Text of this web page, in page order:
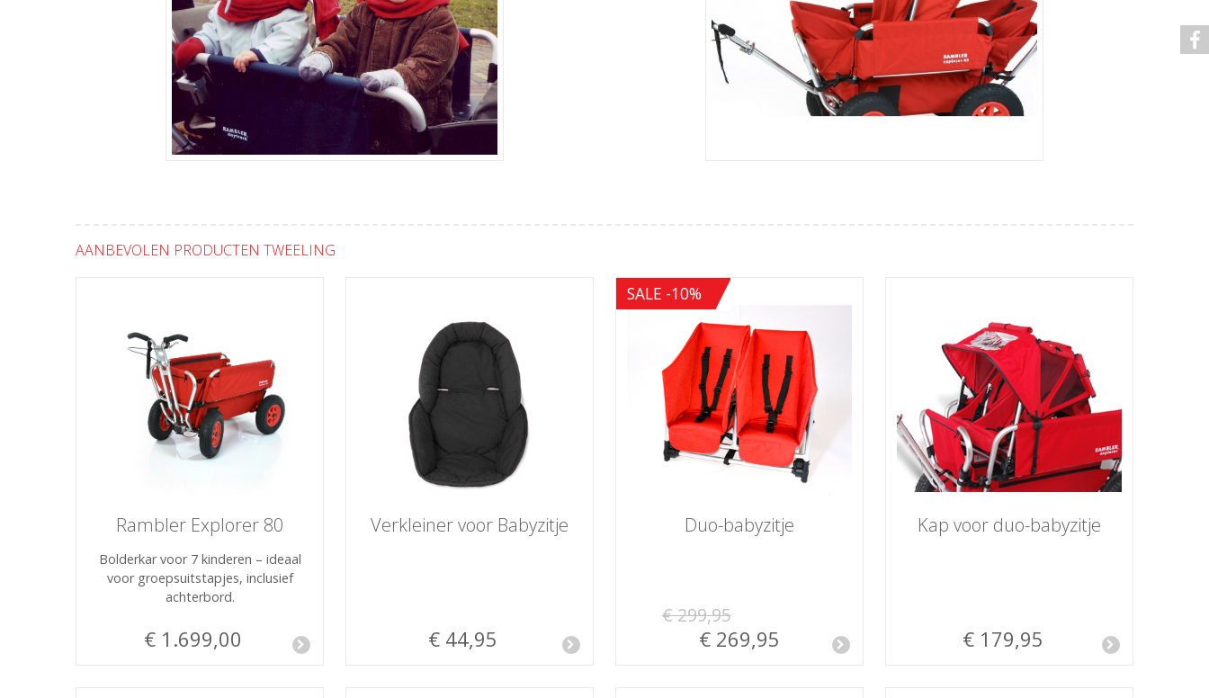
AANBEVOLEN PRODUCTEN TWEELING
Rambler Explorer 80
Bolderkar voor 7 kinderen – ideaal
voor groepsuitstapjes, inclusief
achterbord.
€ 1.699,00
Verkleiner voor Babyzitje
€ 44,95
SALE -10%
Duo-babyzitje
€ 299,95
€ 269,95
Kap voor duo-babyzitje
€ 179,95